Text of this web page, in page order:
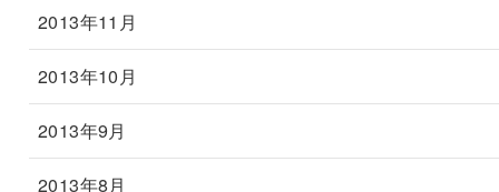
2013年11月
2013年10月
2013年9月
2013年8月